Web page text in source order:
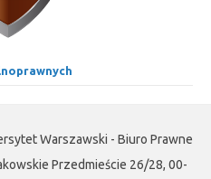
Warszawski - Biuro Prawne
Przedmieście 26/28, 00-